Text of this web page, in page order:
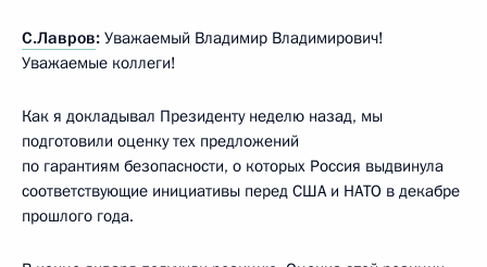
С.Лавров: Уважаемый Владимир Владимирович!
Уважаемые коллеги!
Как я докладывал Президенту неделю назад, мы
подготовили оценку тех предложений
по гарантиям безопасности, о которых Россия выдвинула
соответствующие инициативы перед США и НАТО в декабре
прошлого года.